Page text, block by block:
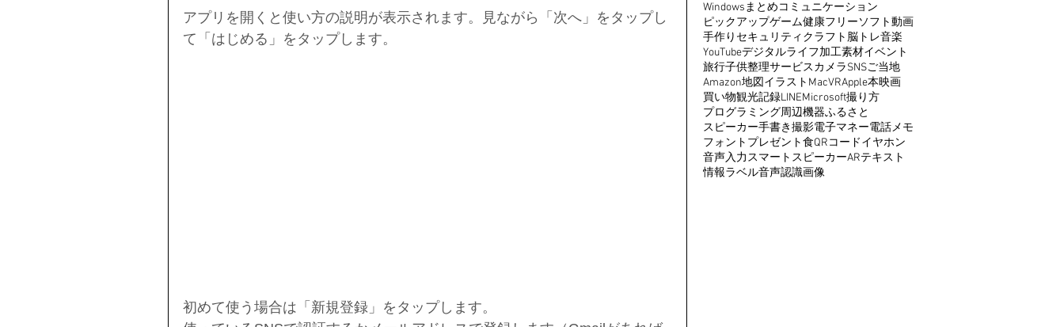
アプリを開くと使い方の説明が表示されます。見ながら「次へ」をタップし
て「はじめる」をタップします。
初めて使う場合は「新規登録」をタップします。
Windowsまとめコミュニケーション
ピックアップゲーム健康フリーソフト動画
手作り セキュリティ クラフト脳トレ音楽
YouTubeデジタルライフ加工素材イベント
旅行子供整理サービスカメラSNSご当地
Amazon地図イラスト MacVRApple本映画
買い物観光記録LINEMicrosoft撮り方
プログラミング周辺機器ふるさと
スピーカー手書き撮影電子マネー電話メモ
フォント プレゼント食QRコードイヤホン
音声入力スマートスピーカーARテキスト
情報ラベル音声認識画像